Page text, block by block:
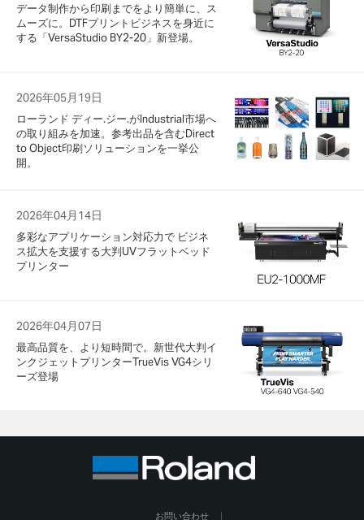
データ制作から印刷までをより簡単に、ス
ムーズに。DTFプリントビジネスを身近に
する「VersaStudio BY2-20」新登場。
2026年05月19日
ローランド ディー.ジー.がIndustrial市場へ
の取り組みを加速。参考出品を含むDirect
to Object印刷ソリューションを一挙公
開。
2026年04月14日
多彩なアプリケーション対応力で ビジネ
ス拡大を支援する大判UVフラットベッド
プリンター
2026年04月07日
最高品質を、より短時間で。新世代大判イ
ンクジェットプリンターTrueVis VG4シリ
ーズ登場
お問い合わせ